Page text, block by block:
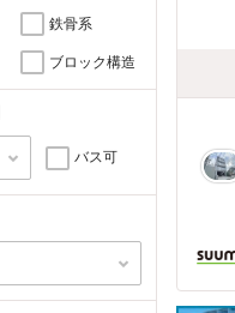
鉄骨系
ブロック構造
バス可